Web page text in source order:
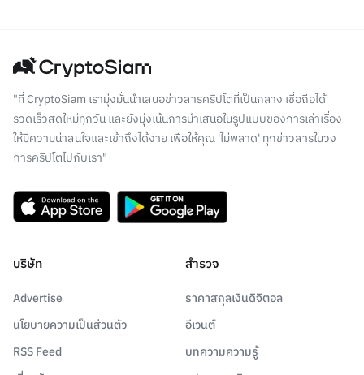
"ที่ CryptoSiam เรามุ่งมั่นนำเสนอข่าวสารคริปโตที่เป็นกลาง เชื่อถือได้
รวดเร็วสดใหม่ทุกวัน และยังมุ่งเน้นการนำเสนอในรูปแบบของการเล่าเรื่อง
ให้มีความน่าสนใจและเข้าถึงได้ง่าย เพื่อให้คุณ 'ไม่พลาด' ทุกข่าวสารในวง
การคริปโตไปกับเรา"
บริษัท
Advertise
นโยบายความเป็นส่วนตัว
RSS Feed
สำรวจ
ราคาสกุลเงินดิจิตอล
อีเวนต์
บทความความรู้